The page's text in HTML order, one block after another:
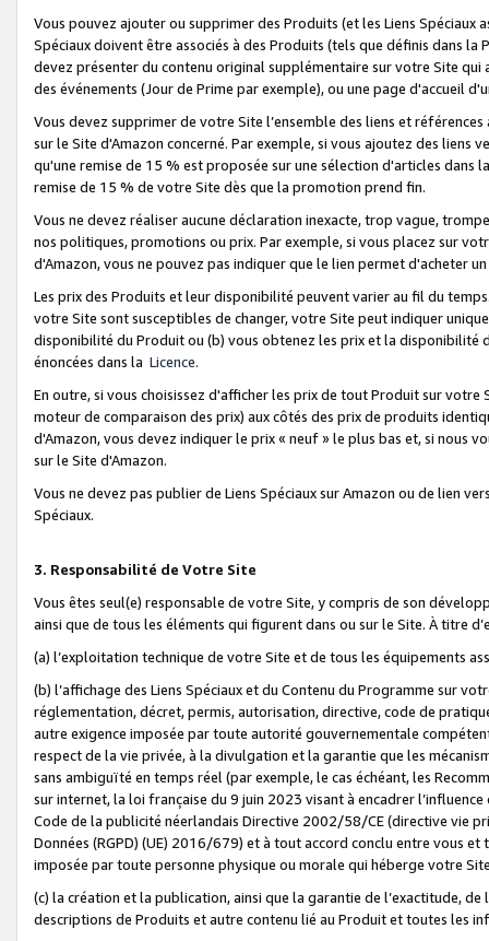
Vous pouvez ajouter ou supprimer des Produits (et les Liens
Spéciaux doivent être associés à des Produits (tels que définis dans
devez présenter du contenu original supplémentaire sur votre Site qui
des événements (Jour de Prime par exemple), ou une page d'accueil
Vous devez supprimer de votre Site l’ensemble des liens et
sur le Site d'Amazon concerné. Par exemple, si vous ajoutez des
qu'une remise de 15 % est proposée sur une sélection d'articles
remise de 15 % de votre Site dès que la promotion prend fin.
Vous ne devez réaliser aucune déclaration inexacte, trop vague,
nos politiques, promotions ou prix. Par exemple, si vous placez sur
d'Amazon, vous ne pouvez pas indiquer que le lien permet d'acheter
Les prix des Produits et leur disponibilité peuvent varier au fil du
votre Site sont susceptibles de changer, votre Site peut indiquer
disponibilité du Produit ou (b) vous obtenez les prix et la disponibilité
énoncées dans la Licence.
En outre, si vous choisissez d'afficher les prix de tout Produit sur
moteur de comparaison des prix) aux côtés des prix de produits
d'Amazon, vous devez indiquer le prix « neuf » le plus bas et, si nous
sur le Site d'Amazon.
Vous ne devez pas publier de Liens Spéciaux sur Amazon ou de lien
Spéciaux.
3. Responsabilité de Votre Site
Vous êtes seul(e) responsable de votre Site, y compris de son
ainsi que de tous les éléments qui figurent dans ou sur le Site. À titre
(a) l’exploitation technique de votre Site et de tous les équipements
(b) l’affichage des Liens Spéciaux et du Contenu du Programme sur
réglementation, décret, permis, autorisation, directive, code de
autre exigence imposée par toute autorité gouvernementale
respect de la vie privée, à la divulgation et la garantie que les
sans ambiguïté en temps réel (par exemple, le cas échéant, les
sur internet, la loi française du 9 juin 2023 visant à encadrer
Code de la publicité néerlandais Directive 2002/58/CE (directive vie
Données (RGPD) (UE) 2016/679) et à tout accord conclu entre vous
imposée par toute personne physique ou morale qui héberge votre
(c) la création et la publication, ainsi que la garantie de l’exactitude,
descriptions de Produits et autre contenu lié au Produit et toutes les